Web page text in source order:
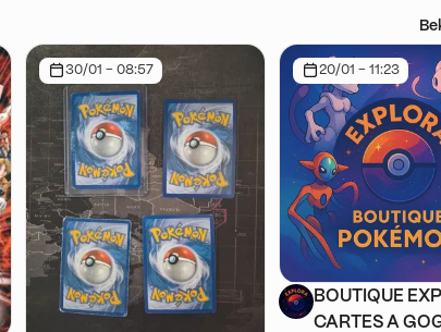
30/01 - 08:57 20/01 - 11:23
BOUTIQUE
CARTES A